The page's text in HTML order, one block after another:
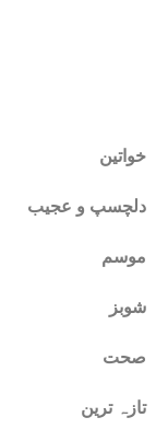
خواتین
دلچسپ و عجیب
موسم
شوبز
صحت
تازہ ترین